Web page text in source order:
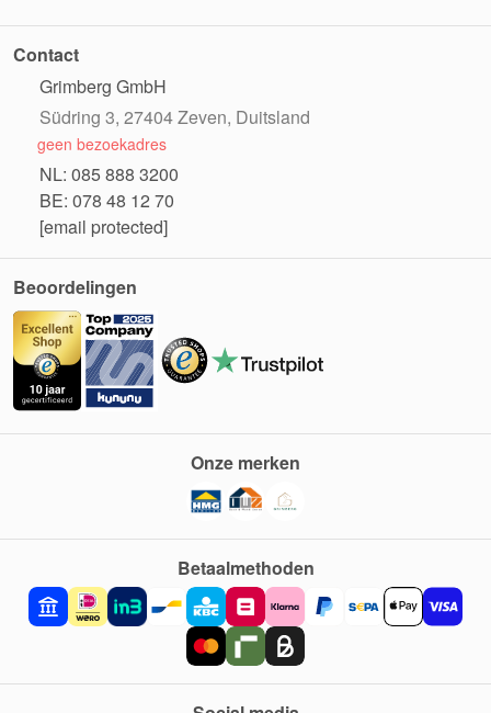
Contact
Grimberg GmbH
Südring 3, 27404 Zeven, Duitsland
geen bezoekadres
NL: 085 888 3200
BE: 078 48 12 70
[email protected]
Beoordelingen
Betaalmethoden
Onze merken